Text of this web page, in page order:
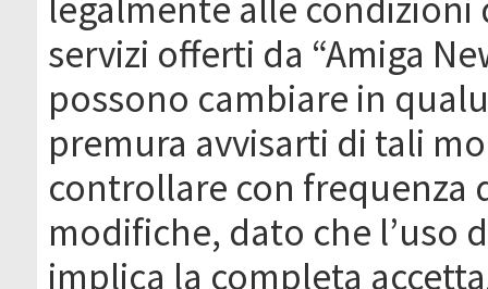
servizi offerti da “Amiga
possono cambiare in
premura avvisarti di tali
controllare con frequenza
modifiche, dato che l’uso
implica la completa